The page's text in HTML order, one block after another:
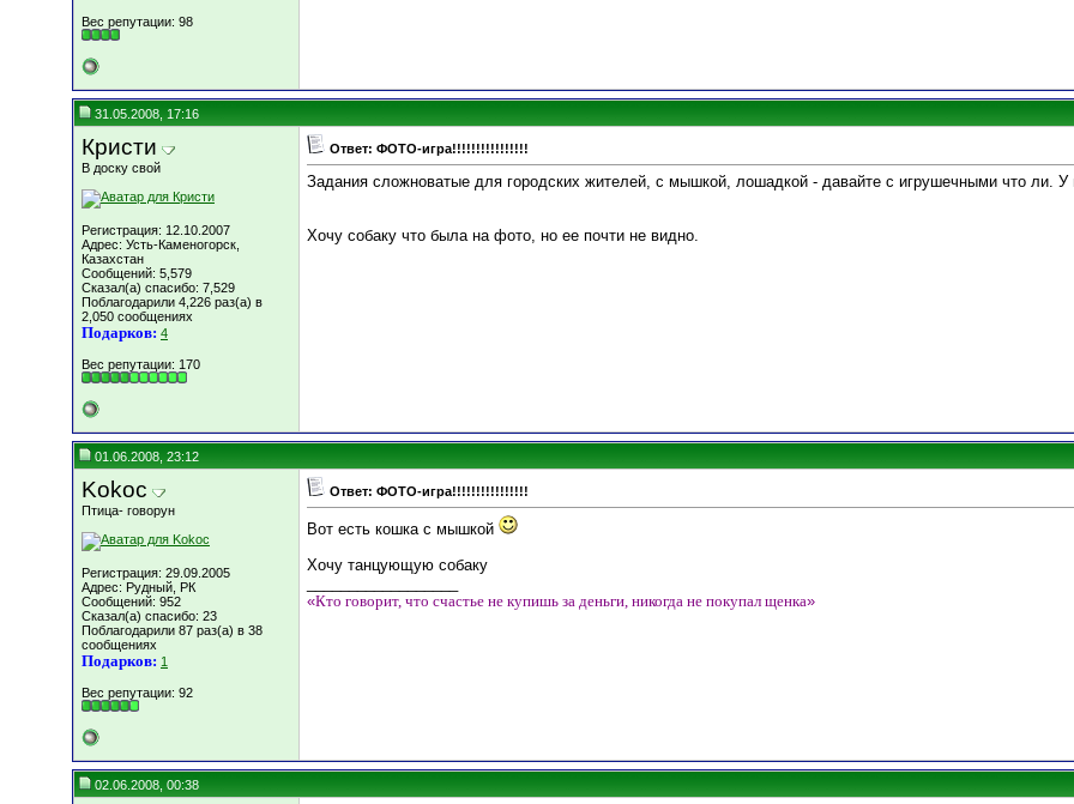
Вес репутации: 98
31.05.2008, 17:16
Кристи
В доску свой
Регистрация: 12.10.2007
Адрес: Усть-Каменогорск,
Казахстан
Сообщений: 5,579
Сказал(а) спасибо: 7,529
Поблагодарили 4,226 раз(а) в
2,050 сообщениях
Подарков: 4
Вес репутации: 170
Ответ: ФОТО-игра!!!!!!!!!!!!!!!!
Задания сложноватые для городских жителей, с мышкой, лошадкой - давайте с игрушечными что ли. У
Хочу собаку что была на фото, но ее почти не видно.
01.06.2008, 23:12
Kokoc
Птица- говорун
Регистрация: 29.09.2005
Адрес: Рудный, РК
Сообщений: 952
Сказал(а) спасибо: 23
Поблагодарили 87 раз(а) в 38
сообщениях
Подарков: 1
Вес репутации: 92
Ответ: ФОТО-игра!!!!!!!!!!!!!!!!
Вот есть кошка с мышкой
Хочу танцующую собаку
«Кто говорит, что счастье не купишь за деньги, никогда не покупал щенка»
02.06.2008, 00:38